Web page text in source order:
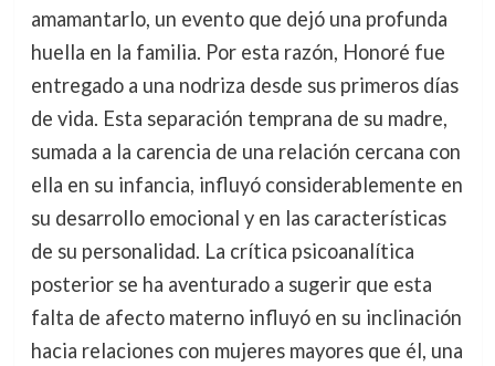
amamantarlo, un evento que dejó una profunda
huella en la familia. Por esta razón, Honoré fue
entregado a una nodriza desde sus primeros días
de vida. Esta separación temprana de su madre,
sumada a la carencia de una relación cercana con
ella en su infancia, influyó considerablemente en
su desarrollo emocional y en las características
de su personalidad. La crítica psicoanalítica
posterior se ha aventurado a sugerir que esta
falta de afecto materno influyó en su inclinación
hacia relaciones con mujeres mayores que él, una